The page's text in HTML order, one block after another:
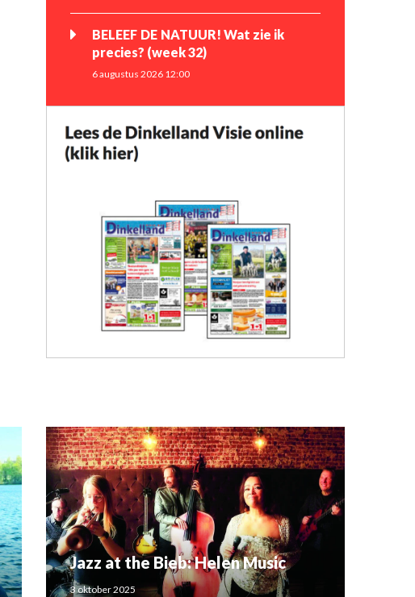
BELEEF DE NATUUR! Wat zie ik
precies? (week 32)
6 augustus 2026 12:00
Jazz at the Bieb: Helen Music
3 oktober 2025